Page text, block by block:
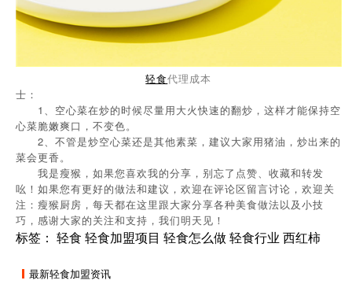
轻食代理成本
士：
1、空心菜在炒的时候尽量用大火快速的翻炒，这样才能保持空
心菜脆嫩爽口，不变色。
2、不管是炒空心菜还是其他素菜，建议大家用猪油，炒出来的
菜会更香。
我是瘦猴，如果您喜欢我的分享，别忘了点赞、收藏和转发
吆！如果您有更好的做法和建议，欢迎在评论区留言讨论，欢迎关
注：瘦猴厨房，每天都在这里跟大家分享各种美食做法以及小技
巧，感谢大家的关注和支持，我们明天见！
标签： 轻食 轻食加盟项目 轻食怎么做轻食行业 西红柿
最新轻食加盟资讯